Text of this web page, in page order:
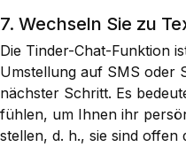
7. Wechseln Sie zu
Die Tinder-Chat-Funktion
Umstellung auf SMS oder
nächster Schritt. Es
fühlen, um Ihnen ihr
stellen, d. h., sie sind offen